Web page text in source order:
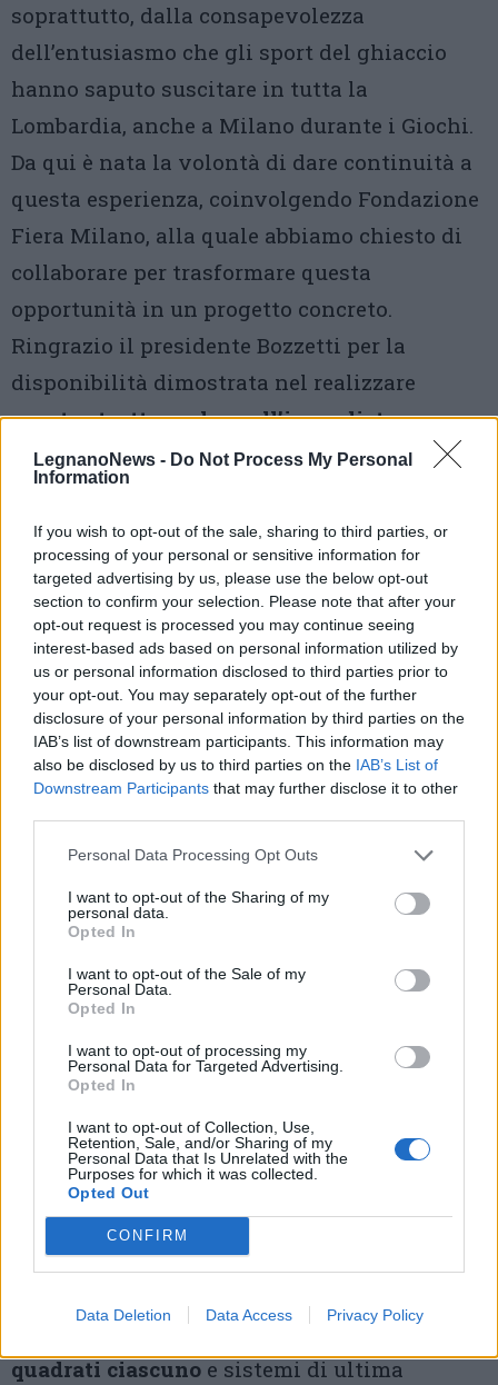
LegnanoNews - Do Not Process My Personal
Information
If you wish to opt-out of the sale, sharing to third parties, or
processing of your personal or sensitive information for
targeted advertising by us, please use the below opt-out
section to confirm your selection. Please note that after your
opt-out request is processed you may continue seeing
interest-based ads based on personal information utilized by
us or personal information disclosed to third parties prior to
your opt-out. You may separately opt-out of the further
disclosure of your personal information by third parties on the
IAB’s list of downstream participants. This information may
also be disclosed by us to third parties on the IAB’s List of
Downstream Participants that may further disclose it to other
Personal Data Processing Opt Outs
I want to opt-out of the Sharing of my
personal data.
Opted In
I want to opt-out of the Sale of my
Personal Data.
Opted In
I want to opt-out of processing my
Personal Data for Targeted Advertising.
Opted In
I want to opt-out of Collection, Use,
Retention, Sale, and/or Sharing of my
Personal Data that Is Unrelated with the
Purposes for which it was collected.
Opted Out
CONFIRM
Data Deletion Data Access Privacy Policy
soprattutto, dalla consapevolezza
dell’entusiasmo che gli sport del ghiaccio
hanno saputo suscitare in tutta la
Lombardia, anche a Milano durante i Giochi.
Da qui è nata la volontà di dare continuità a
questa esperienza, coinvolgendo Fondazione
Fiera Milano, alla quale abbiamo chiesto di
collaborare per trasformare questa
opportunità in un progetto concreto.
Ringrazio il presidente Bozzetti per la
disponibilità dimostrata nel realizzare
questa struttura che, nell’immediato,
contribuirà a colmare la mancanza di un
impianto dedicato alla città di Milano
Fiera Ice Arena ospiterà le partite di hockey,
ma soprattutto offrirà a bambini e ragazzi
uno spazio adeguato per allenarsi e
avvicinarsi a una disciplina che ha
conquistato l’interesse e l’apprezzamento di
un pubblico sempre più ampio».
«Non tutti gli atleti diventano campioni, ma
fare sport regala alla vita del singolo atleta
la scelta migliore – continua Riccardo Lorello
-. Qui si potrà contare su un contesto
multidisciplinare non solo dilettantistico ma
professionistico: noi atleti da pista lunga
siamo invidiosi, aspettiamo un palazzetto
anche per il pattinaggio di velocità».
La Fiera Ice Arena sarà realizzata all’interno
una tendostruttura di 5.190 metri quadri
per una superficie complessiva interessata
dall’intervento di 7.800 metri quadri, dotata
spogliatoi per gli atleti da circa 30 metri
quadrati ciascuno e sistemi di ultima